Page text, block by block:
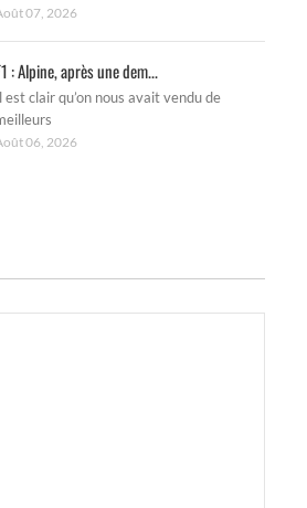
07, 2026
: Alpine, après une dem...
est clair qu’on nous avait vendu de
06, 2026